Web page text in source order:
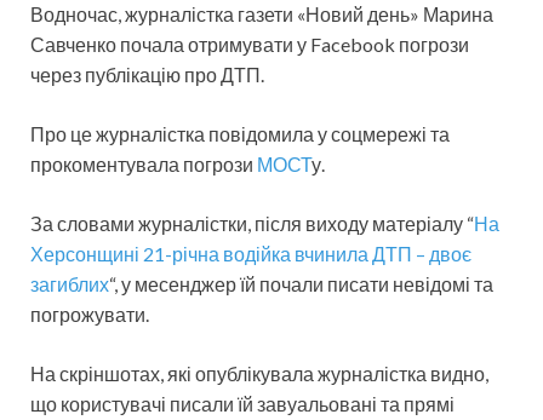
Водночас, журналістка газети «Новий день» Марина
Савченко почала отримувати у Facebook погрози
через публікацію про ДТП.
Про це журналістка повідомила у соцмережі та
прокоментувала погрози МОСТу.
За словами журналістки, після виходу матеріалу “На
Херсонщині 21-річна водійка вчинила ДТП – двоє
загиблих“, у месенджер їй почали писати невідомі та
погрожувати.
На скріншотах, які опублікувала журналістка видно,
що користувачі писали їй завуальовані та прямі